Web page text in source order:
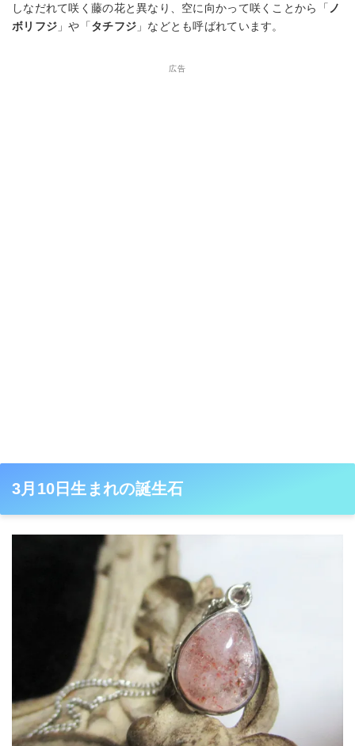
しなだれて咲く藤の花と異なり、空に向かって咲くことから「 ノ
ボリフジ 」や「タチフジ 」などとも呼ばれています。
広告
3月10日生まれの誕生石